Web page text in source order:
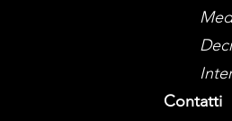
Contatti